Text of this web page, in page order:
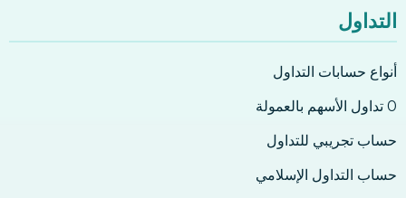
التداول
أنواع حسابات التداول
0 تداول الأسهم بالعمولة
حساب تجريبي للتداول
حساب التداول الإسلامي